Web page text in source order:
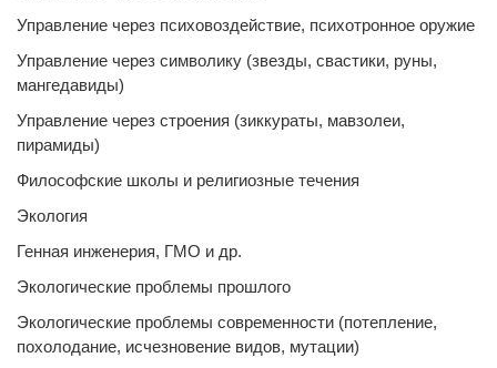
Управление через психовоздействие, психотронное оружие
Управление через символику (звезды, свастики, руны,
мангедавиды)
Управление через строения (зиккураты, мавзолеи,
пирамиды)
Философские школы и религиозные течения
Экология
Генная инженерия, ГМО и др.
Экологические проблемы прошлого
Экологические проблемы современности (потепление,
похолодание, исчезновение видов, мутации)